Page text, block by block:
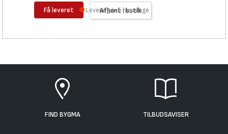
Få leveret Afhent i butik
Levering 4-5 hverdage
FIND BYGMA TILBUDSAVISER